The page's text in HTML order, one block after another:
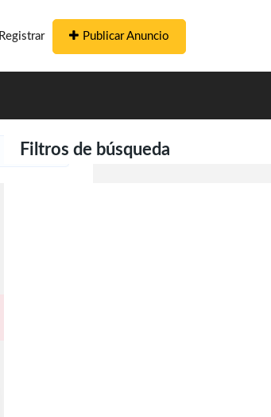
Registrar Publicar Anuncio
Filtros de búsqueda